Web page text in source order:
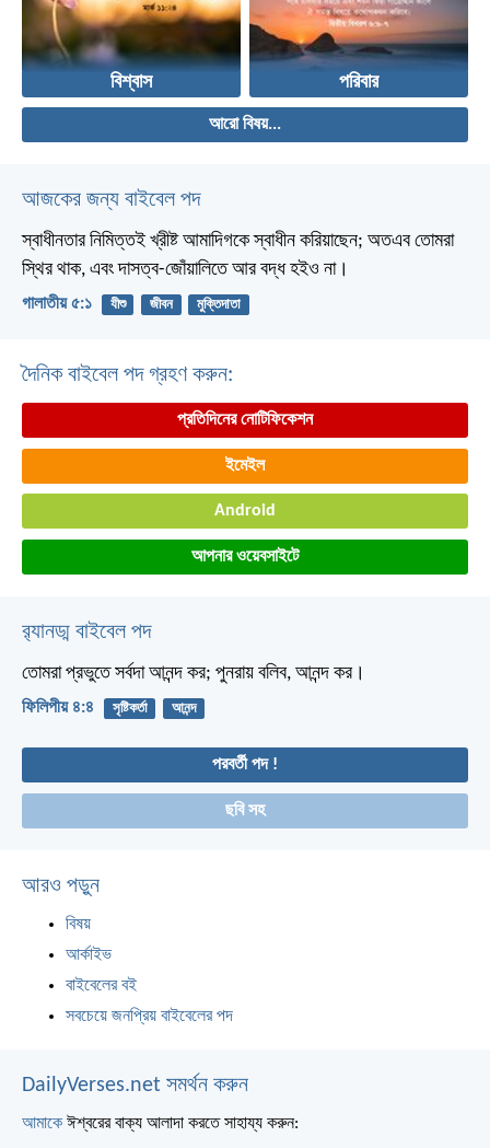
বিশ্বাস পরিবার
আরো বিষয়...
আজকের জন্য বাইবেল পদ
স্বাধীনতার নিমিত্তই খ্রীষ্ট আমাদিগকে স্বাধীন করিয়াছেন; অতএব তোমরা
স্থির থাক, এবং দাসত্ব-জোঁয়ালিতে আর বদ্ধ হইও না।
গালাতীয় ৫:১ যীশু জীবন মুক্তিদাতা
দৈনিক বাইবেল পদ গ্রহণ করুন:
প্রতিদিনের নোটিফিকেশন
ইমেইল
Android
আপনার ওয়েবসাইটে
র‌্যানড্ম বাইবেল পদ
তোমরা প্রভুতে সর্বদা আনন্দ কর; পুনরায় বলিব, আনন্দ কর।
ফিলিপীয় ৪:৪ সৃষ্টিকর্তা আনন্দ
পরবর্তী পদ !
ছবি সহ
আরও পড়ুন
বিষয়
আর্কাইভ
বাইবেলের বই
সবচেয়ে জনপ্রিয় বাইবেলের পদ
DailyVerses.net সমর্থন করুন
আমাকে ঈশ্বরের বাক্য আলাদা করতে সাহায্য করুন: